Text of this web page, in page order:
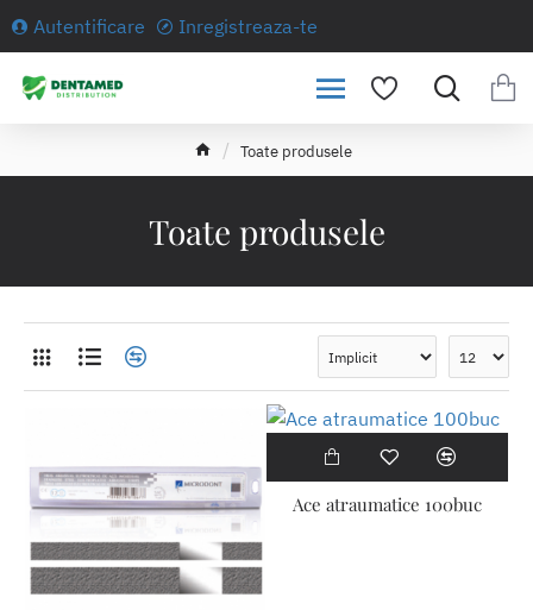
Autentificare Inregistreaza-te
Toate produsele
h
o
Toate produsele
Ace atraumatice 100buc